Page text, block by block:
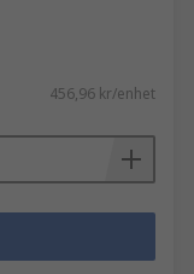
456,96 kr/enhet